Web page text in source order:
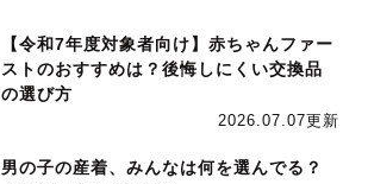
【令和7年度対象者向け】赤ちゃんファー
ストのおすすめは？後悔しにくい交換品
の選び方
2026.07.07更新
男の子の産着、みんなは何を選んでる？